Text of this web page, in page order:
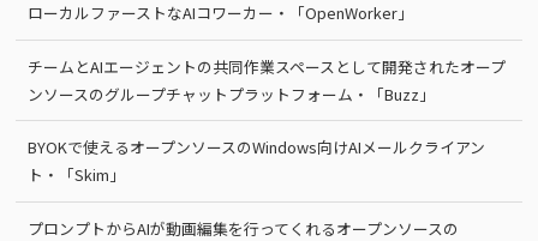
ローカルファーストなAIコワーカー・「OpenWorker」
チームとAIエージェントの共同作業スペースとして開発されたオープ
ンソースのグループチャットプラットフォーム・「Buzz」
BYOKで使えるオープンソースのWindows向けAIメールクライアン
ト・「Skim」
プロンプトからAIが動画編集を行ってくれるオープンソースの